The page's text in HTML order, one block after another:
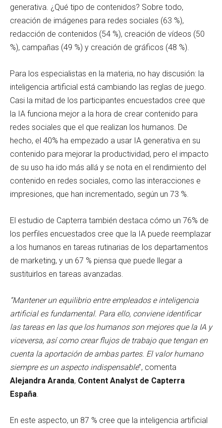
generativa. ¿Qué tipo de contenidos? Sobre todo,
creación de imágenes para redes sociales (63 %),
redacción de contenidos (54 %), creación de vídeos (50
%), campañas (49 %) y creación de gráficos (48 %).
Para los especialistas en la materia, no hay discusión: la
inteligencia artificial está cambiando las reglas de juego.
Casi la mitad de los participantes encuestados cree que
la IA funciona mejor a la hora de crear contenido para
redes sociales que el que realizan los humanos. De
hecho, el 40% ha empezado a usar IA generativa en su
contenido para mejorar la productividad, pero el impacto
de su uso ha ido más allá y se nota en el rendimiento del
contenido en redes sociales, como las interacciones e
impresiones, que han incrementado, según un 73 %.
El estudio de Capterra también destaca cómo un 76% de
los perfiles encuestados cree que la IA puede reemplazar
a los humanos en tareas rutinarias de los departamentos
de marketing, y un 67 % piensa que puede llegar a
sustituirlos en tareas avanzadas.
“Mantener un equilibrio entre empleados e inteligencia
artificial es fundamental. Para ello, conviene identificar
las tareas en las que los humanos son mejores que la IA y
viceversa, así como crear flujos de trabajo que tengan en
cuenta la aportación de ambas partes. El valor humano
siempre es un aspecto indispensable”, comenta
Alejandra Aranda, Content Analyst de Capterra
España
En este aspecto, un 87 % cree que la inteligencia artificial